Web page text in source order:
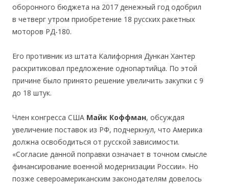
оборонного бюджета на 2017 денежный год одобрил
в четверг утром приобретение 18 русских ракетных
моторов РД-180.
Его противник из штата Калифорния Дункан Хантер
раскритиковал предложение однопартийца. По этой
причине было принято решение увеличить закупки с 9
до 18 штук.
Член конгресса США Майк Коффман, обсуждая
увеличение поставок из РФ, подчеркнул, что Америка
должна освободиться от русской зависимости.
«Согласие данной поправки означает в точном смысле
финансирование военной модернизации России». Но
позже североамериканским законодателям довелось